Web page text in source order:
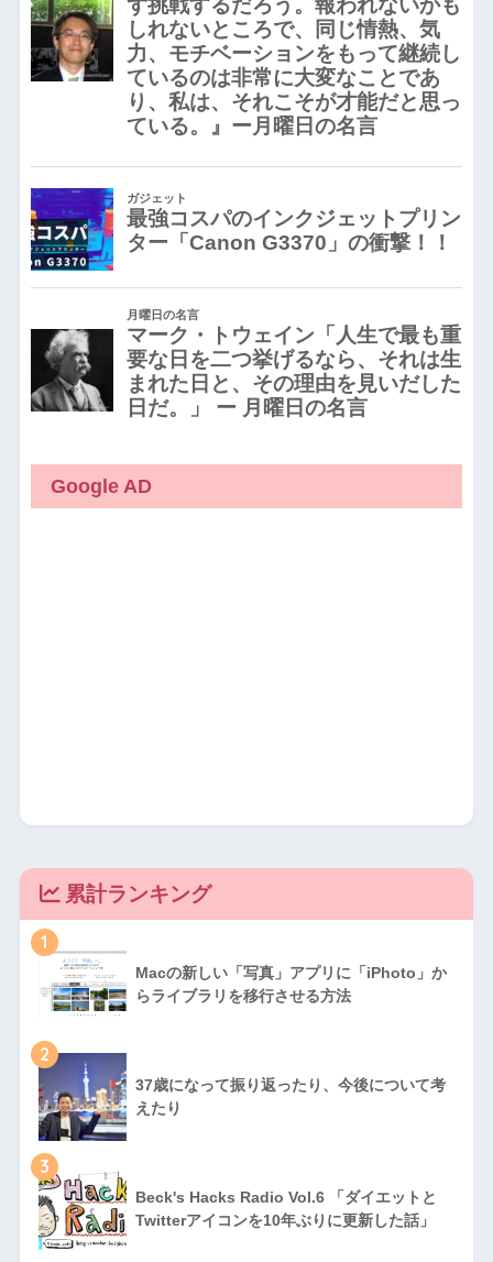
Google AD
累計ランキング
1
Macの新しい「写真」アプリに「iPhoto」か
らライブラリを移行させる方法
2
37歳になって振り返ったり、今後について考
えたり
3
Beck's Hacks Radio Vol.6 「ダイエットと
Twitterアイコンを10年ぶりに更新した話」